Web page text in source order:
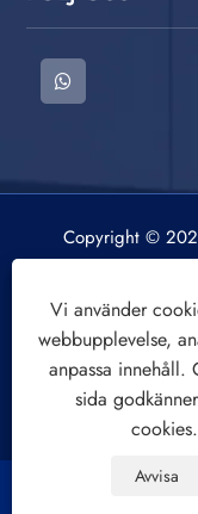
Copyright ©
APPLIANCE
luftkylningsfläkt.
Vi använder
webbupplevelse,
anpassa innehåll.
sida
cookies.
Avvisa